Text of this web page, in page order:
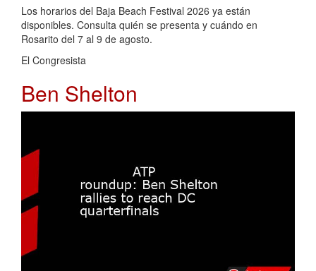
Los horarios del Baja Beach Festival 2026 ya están
disponibles. Consulta quién se presenta y cuándo en
Rosarito del 7 al 9 de agosto.
El Congresista
Ben Shelton